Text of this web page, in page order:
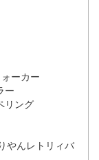
ーカー
ー
リング
やんレトリィバ